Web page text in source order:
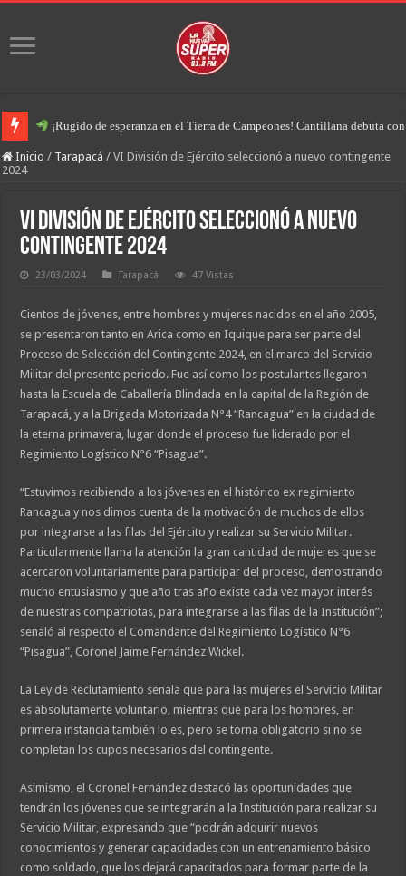
¡Rugido de esperanza en el Tierra de Campeones! Cantillana debuta
Inicio / Tarapacá / VI División de Ejército seleccionó a nuevo contingente
2024
VI División de Ejército seleccionó a nuevo
contingente 2024
23/03/2024 Tarapacá 47 Vistas
Cientos de jóvenes, entre hombres y mujeres nacidos en el año 2005,
se presentaron tanto en Arica como en Iquique para ser parte del
Proceso de Selección del Contingente 2024, en el marco del Servicio
Militar del presente periodo. Fue así como los postulantes llegaron
hasta la Escuela de Caballería Blindada en la capital de la Región de
Tarapacá, y a la Brigada Motorizada N°4 “Rancagua” en la ciudad de
la eterna primavera, lugar donde el proceso fue liderado por el
Regimiento Logístico N°6 “Pisagua”.
“Estuvimos recibiendo a los jóvenes en el histórico ex regimiento
Rancagua y nos dimos cuenta de la motivación de muchos de ellos
por integrarse a las filas del Ejército y realizar su Servicio Militar.
Particularmente llama la atención la gran cantidad de mujeres que se
acercaron voluntariamente para participar del proceso, demostrando
mucho entusiasmo y que año tras año existe cada vez mayor interés
de nuestras compatriotas, para integrarse a las filas de la Institución”;
señaló al respecto el Comandante del Regimiento Logístico N°6
“Pisagua”, Coronel Jaime Fernández Wickel.
La Ley de Reclutamiento señala que para las mujeres el Servicio Militar
es absolutamente voluntario, mientras que para los hombres, en
primera instancia también lo es, pero se torna obligatorio si no se
completan los cupos necesarios del contingente.
Asimismo, el Coronel Fernández destacó las oportunidades que
tendrán los jóvenes que se integrarán a la Institución para realizar su
Servicio Militar, expresando que “podrán adquirir nuevos
conocimientos y generar capacidades con un entrenamiento básico
como soldado, que los dejará capacitados para formar parte de la